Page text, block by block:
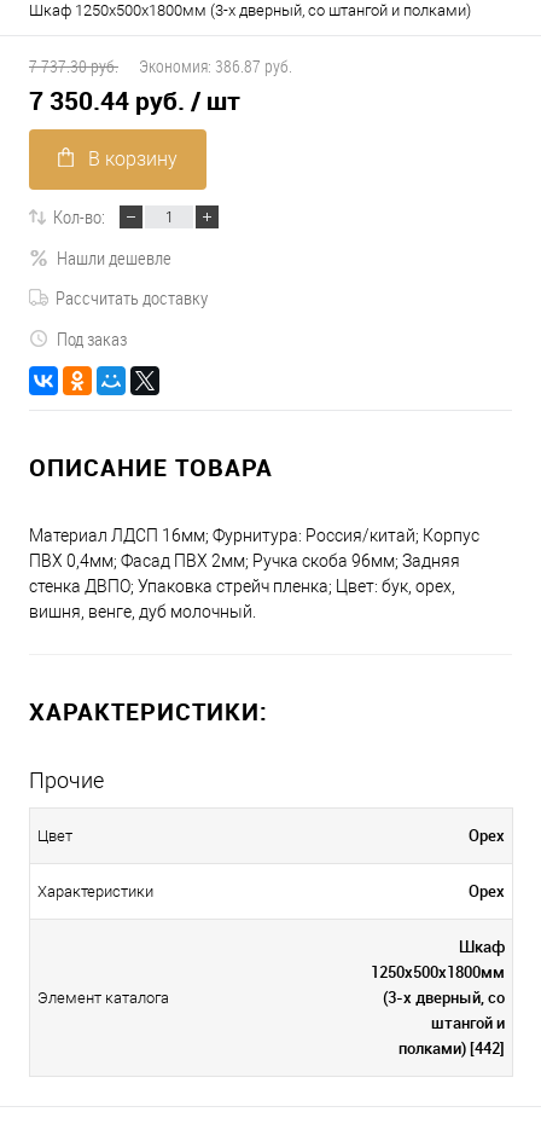
Шкаф 1250х500х1800мм (3-х дверный, со штангой и полками)
7 737.30 руб. Экономия: 386.87 руб.
7 350.44 руб. / шт
В корзину
Кол-во:
Нашли дешевле
Рассчитать доставку
Под заказ
ОПИСАНИЕ ТОВАРА
Материал ЛДСП 16мм; Фурнитура: Россия/китай; Корпус
ПВХ 0,4мм; Фасад ПВХ 2мм; Ручка скоба 96мм; Задняя
стенка ДВПО; Упаковка стрейч пленка; Цвет: бук, орех,
вишня, венге, дуб молочный.
ХАРАКТЕРИСТИКИ:
Прочие
Цвет Орех
Характеристики Орех
Элемент каталога
Шкаф
1250х500х1800мм
(3-х дверный, со
штангой и
полками) [442]